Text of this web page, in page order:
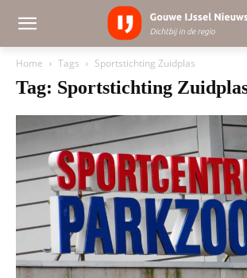
Home Tags Sportstichting Zuidplas
Tag: Sportstichting